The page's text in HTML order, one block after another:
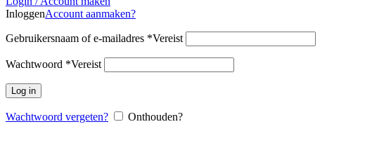
InloggenAccount aanmaken?
Gebruikersnaam of e-mailadres *Vereist
Wachtwoord *Vereist
Log in
Wachtwoord vergeten? Onthouden?